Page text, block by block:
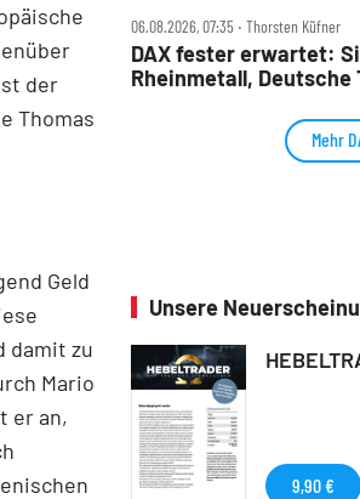
der
Thomas
Geld
damit zu
Mario
er an,
Check
06.08.2026, 07:35 ‧ Thorsten Küfner
DAX fester erwartet:
Rheinmetall, Deutsche
Mehr
Unsere
9,90 €